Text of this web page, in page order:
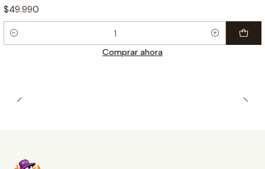
$49.990
Cantidad
Comprar ahora